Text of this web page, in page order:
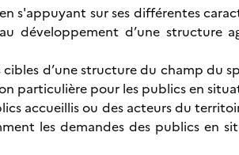
s'appuyant sur ses différentes
développement d’une structure
d’une structure du champ du
particulière pour les publics en
accueillis ou des acteurs du
les demandes des publics en